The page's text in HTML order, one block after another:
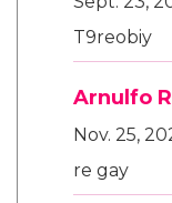
Arnulfo